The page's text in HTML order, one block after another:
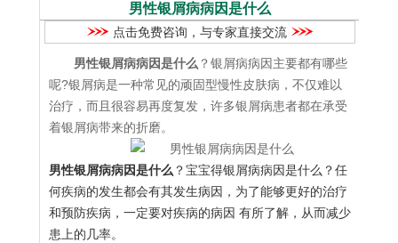
男性银屑病病因是什么
点击免费咨询，与专家直接交流
男性银屑病病因是什么 ？银屑病病因主要都有哪些
呢?银屑病是一种常见的顽固型慢性皮肤病，不仅难以
治疗，而且很容易再度复发，许多银屑病患者都在承受
着银屑病带来的折磨。
男性银屑病病因是什么 ？宝宝得银屑病病因是什么？任
何疾病的发生都会有其发生病因，为了能够更好的治疗
和预防疾病，一定要对疾病的病因 有所了解，从而减少
患上的几率。